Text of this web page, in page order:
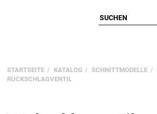
STARTSEITE KATALOG SCHNITTMODELLE
RÜCKSCHLAGVENTIL